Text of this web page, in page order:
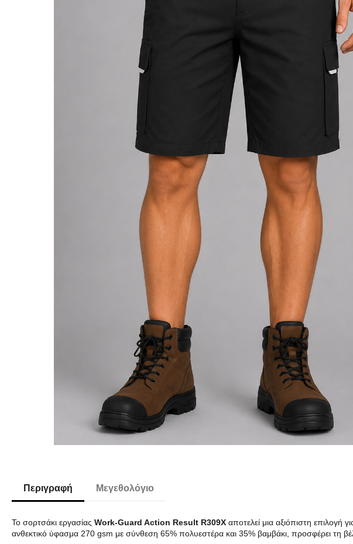
Περιγραφή Μεγεθολόγιο
Το σορτσάκι εργασίας Work-Guard Action Result R309X αποτελεί μια αξιόπιστη
ανθεκτικό ύφασμα 270 gsm με σύνθεση 65% πολυεστέρα και 35% βαμβάκι, προσφέρει τη